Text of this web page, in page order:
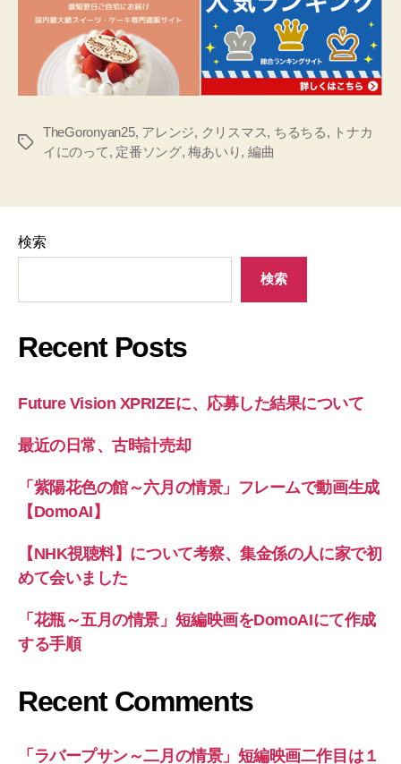
タ
TheGoronyan25, アレンジ, クリスマス, ちるちる, トナカ
イにのって, 定番ソング,梅あいり, 編曲
検索
検索
Recent Posts
Future Vision XPRIZEに、応募した結果について
最近の日常、古時計売却
「紫陽花色の館～六月の情景」フレームで動画生成
【DomoAI】
【NHK視聴料】について考察、集金係の人に家で初
めて会いました
「花瓶～五月の情景」短編映画をDomoAIにて作成
する手順
Recent Comments
「ラバープサン～二月の情景」短編映画二作目は１